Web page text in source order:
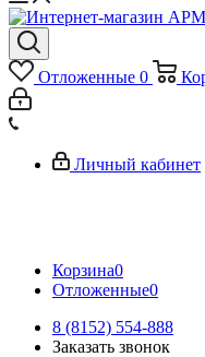
Отложенные 0
Личный кабинет
Корзина0
Отложенные0
8 (8152) 554-888
Заказать звонок